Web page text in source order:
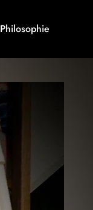
Philosophie